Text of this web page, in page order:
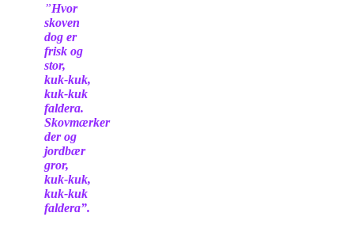
”Hvor
skoven
dog er
frisk og
stor,
kuk-kuk,
kuk-kuk
faldera.
Skovmærker
der og
jordbær
gror,
kuk-kuk,
kuk-kuk
faldera”.